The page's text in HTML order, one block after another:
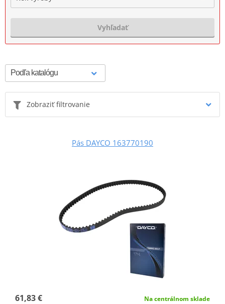
Vyhľadať
Zobraziť filtrovanie
Pás DAYCO 163770190
61,83 € Na centrálnom sklade